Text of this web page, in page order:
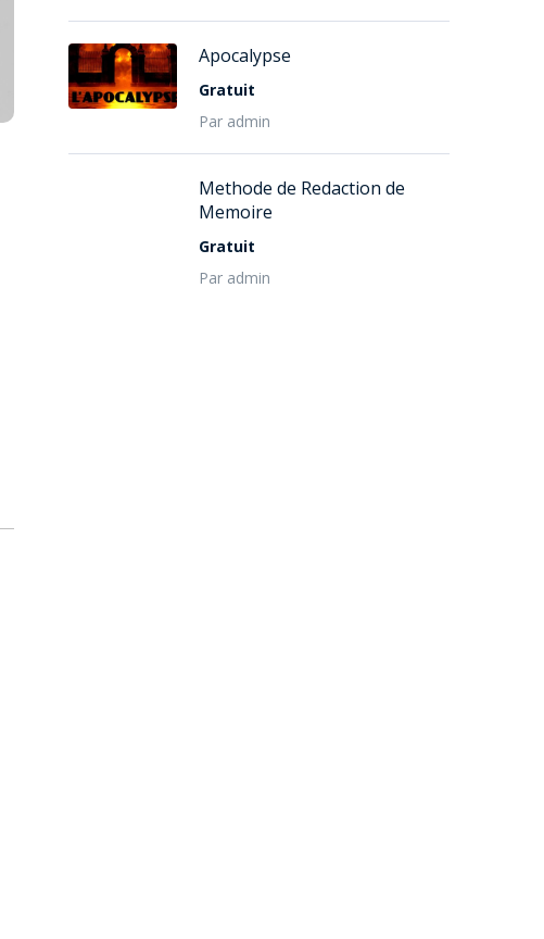
Apocalypse
Gratuit
Par admin
Methode de Redaction de
Memoire
Gratuit
Par admin